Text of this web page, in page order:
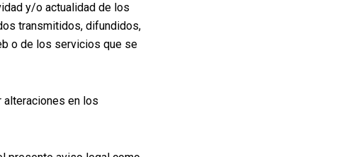
y/o actualidad de los
transmitidos, difundidos,
o de los servicios que se
alteraciones en los